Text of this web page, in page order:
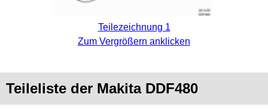
Teilezeichnung 1
Zum Vergrößern anklicken
Teileliste der Makita DDF480